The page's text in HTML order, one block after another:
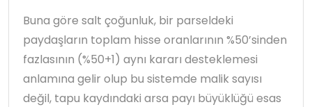
Buna göre salt çoğunluk, bir parseldeki
paydaşların toplam hisse oranlarının %50’sinden
fazlasının (%50+1) aynı kararı desteklemesi
anlamına gelir olup bu sistemde malik sayısı
değil, tapu kaydındaki arsa payı büyüklüğü esas